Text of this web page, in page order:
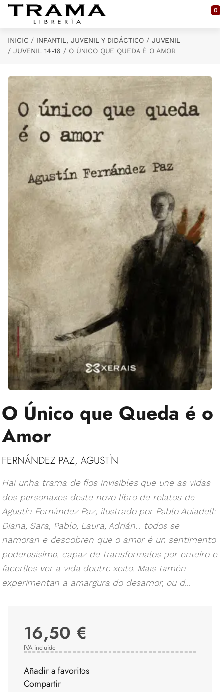
Saltar al contenido principal
0
INICIO INFANTIL, JUVENIL Y DIDÁCTICO
JUVENIL
JUVENIL 14-16
O ÚNICO QUE QUEDA É O AMOR
O Único que Queda é o
Amor
FERNÁNDEZ PAZ, AGUSTÍN
Hai unha trama de fíos invisibles que une as vidas
dos personaxes deste novo libro de relatos de
Agustín Fernández Paz, ilustrado por Pablo Auladell:
Diana, Sara, Pablo, Laura, Adrián... todos se
namoran e descobren que o amor é un sentimento
poderosísimo, capaz de transformalos por enteiro e
facerlles ver a vida doutro xeito. Mais tamén
experimentan a amargura do desamor, ou d...
16,50 €
IVA incluido
Añadir a favoritos
Compartir